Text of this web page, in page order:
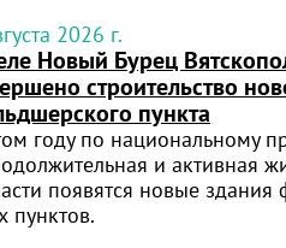
2026 г.
Новый Бурец
строительство
пункта
году по национальному
и активная
появятся новые здания
пунктов.